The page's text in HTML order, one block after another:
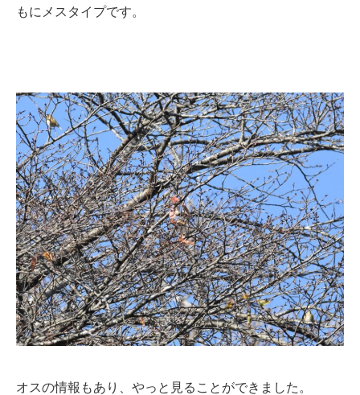
もにメスタイプです。
オスの情報もあり、やっと見ることができました。